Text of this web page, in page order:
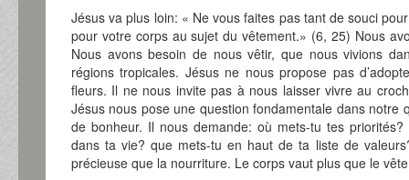
Jésus va plus loin: « Ne vous faites pas tant de souci
pour votre corps au sujet du vêtement.» (6, 25) Nous
Nous avons besoin de nous vêtir, que nous vivions
régions tropicales. Jésus ne nous propose pas
fleurs. Il ne nous invite pas à nous laisser vivre au
Jésus nous pose une question fondamentale dans notre
de bonheur. Il nous demande: où mets-tu tes
dans ta vie? que mets-tu en haut de ta liste de
précieuse que la nourriture. Le corps vaut plus que le